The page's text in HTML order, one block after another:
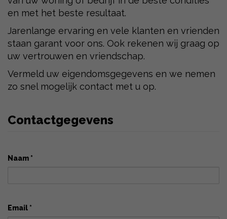
en met het beste resultaat.
Jarenlange ervaring en vele klanten en vrienden
staan ​​garant voor ons. Ook rekenen wij graag op
uw vertrouwen en vriendschap.
Vermeld uw eigendomsgegevens en we nemen
zo snel mogelijk contact met u op.
Contactgegevens
Naam *
Email *